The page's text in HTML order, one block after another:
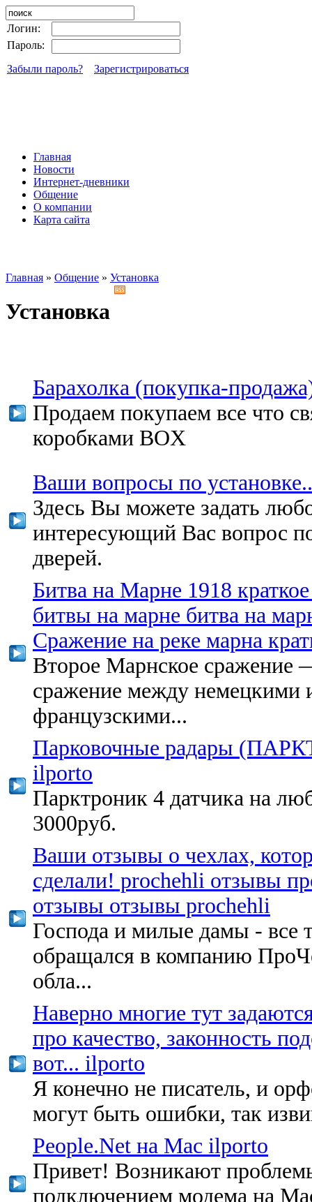
Логин:
Пароль:
Забыли пароль?
Зарегистрироваться
Главная
Новости
Интернет-дневники
Общение
О компании
Карта сайта
Главная » Общение » Установка
Установка
Барахолка (покупка-
Продаем покупаем все что
коробками BOX
Ваши вопросы по
Здесь Вы можете задать
интересующий Вас вопрос
дверей.
Битва на Марне 1918
битвы на марне битва на
Сражение на реке марна
Второе Марнское сражение
сражение между немецкими
французскими...
Парковочные радары
ilporto
Парктроник 4 датчика на
3000руб.
Ваши отзывы о чехлах,
сделали! prochehli отзывы
отзывы отзывы prochehli
Господа и милые дамы - все
обращался в компанию
обла...
Наверно многие тут
про качество, законность
вот... ilporto
Я конечно не писатель, и
могут быть ошибки, так
People.Net на Mac ilporto
Привет! Возникают
подключением модема на